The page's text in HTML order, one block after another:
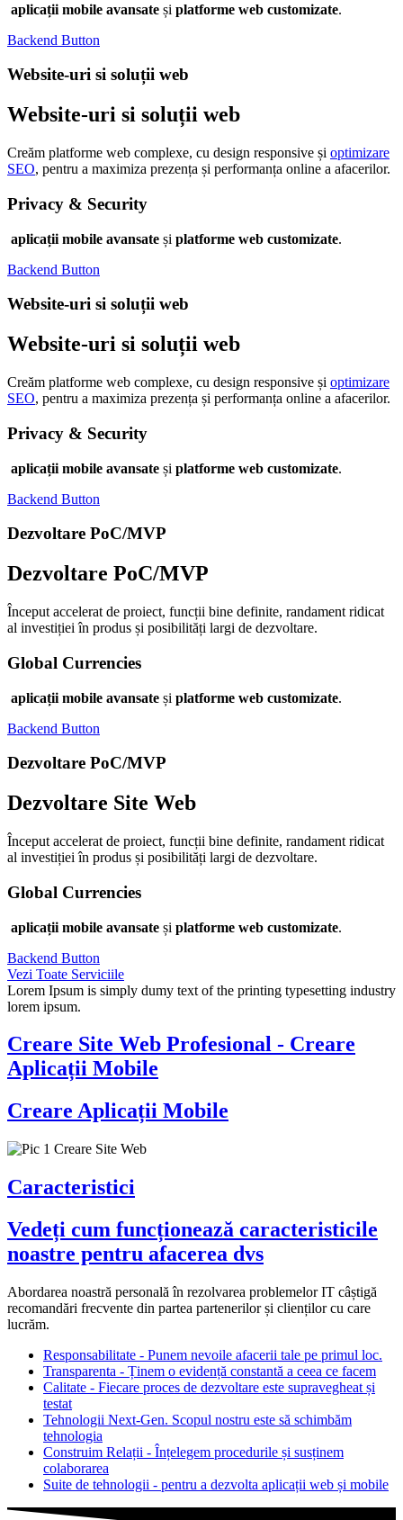
aplicații mobile avansate și platforme web customizate.
Backend Button
Website-uri si soluții web
Website-uri si soluții web
Creăm platforme web complexe, cu design responsive și optimizare
SEO, pentru a maximiza prezența și performanța online a afacerilor.
Privacy & Security
aplicații mobile avansate și platforme web customizate.
Backend Button
Website-uri si soluții web
Website-uri si soluții web
Creăm platforme web complexe, cu design responsive și optimizare
SEO, pentru a maximiza prezența și performanța online a afacerilor.
Privacy & Security
aplicații mobile avansate și platforme web customizate.
Backend Button
Dezvoltare PoC/MVP
Dezvoltare PoC/MVP
Început accelerat de proiect, funcții bine definite, randament ridicat
al investiției în produs și posibilități largi de dezvoltare.
Global Currencies
aplicații mobile avansate și platforme web customizate.
Backend Button
Dezvoltare PoC/MVP
Dezvoltare Site Web
Început accelerat de proiect, funcții bine definite, randament ridicat
al investiției în produs și posibilități largi de dezvoltare.
Global Currencies
aplicații mobile avansate și platforme web customizate.
Backend Button
Vezi Toate Serviciile
Lorem Ipsum is simply dumy text of the printing typesetting industry
lorem ipsum.
Creare Site Web Profesional - Creare
Aplicații Mobile
Creare Aplicații Mobile
Caracteristici
Vedeți cum funcționează caracteristicile
noastre pentru afacerea dvs
Abordarea noastră personală în rezolvarea problemelor IT câștigă
recomandări frecvente din partea partenerilor și clienților cu care
lucrăm.
Responsabilitate - Punem nevoile afacerii tale pe primul loc.
Transparenta - Ținem o evidență constantă a ceea ce facem
Calitate - Fiecare proces de dezvoltare este supravegheat și
testat
Tehnologii Next-Gen. Scopul nostru este să schimbăm
tehnologia
Construim Relații - Înțelegem procedurile și susținem
colaborarea
Suite de tehnologii - pentru a dezvolta aplicații web și mobile